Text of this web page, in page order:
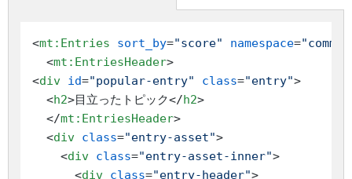
<mt:Entries sort_by="score" namespace=
<mt:EntriesHeader>
<div id="popular-entry" class="entry">
<h2>目立ったトピック</h2>
</mt:EntriesHeader>
<div class="entry-asset">
<div class="entry-asset-inner">
<div class="entry-header">